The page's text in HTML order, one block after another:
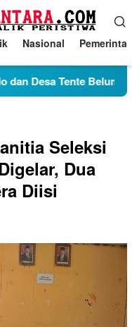
Nasional
Tente Belum Temui
Seleksi
Dua
Diisi